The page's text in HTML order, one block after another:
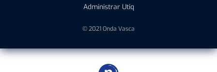
Administrar Utiq
© 2021 Onda Vasca